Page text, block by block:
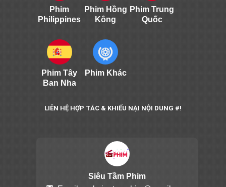
Phim
Philippines
Phim Hồng
Kông
Phim Trung
Quốc
Phim Tây
Ban Nha
Phim Khác
LIÊN HỆ HỢP TÁC & KHIẾU NẠI NỘI DUNG #!
Siêu Tầm Phim